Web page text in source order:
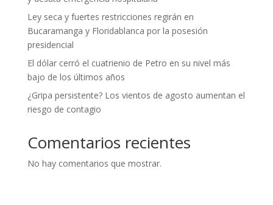
Ley seca y fuertes restricciones regirán en
Bucaramanga y Floridablanca por la posesión
presidencial
El dólar cerró el cuatrienio de Petro en su nivel más
bajo de los últimos años
¿Gripa persistente? Los vientos de agosto aumentan el
riesgo de contagio
Comentarios recientes
No hay comentarios que mostrar.